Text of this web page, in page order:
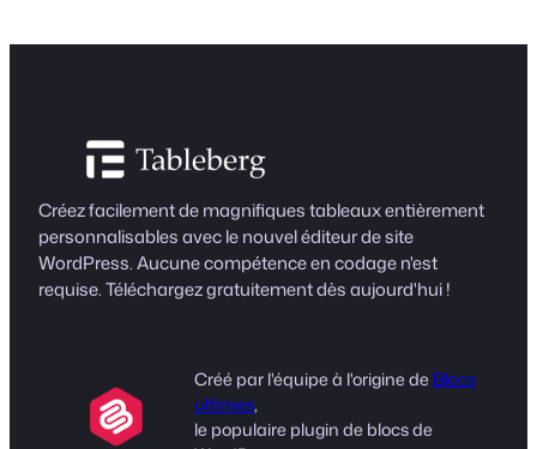
Créez facilement de magnifiques tableaux entièrement
personnalisables avec le nouvel éditeur de site
WordPress. Aucune compétence en codage n'est
requise. Téléchargez gratuitement dès aujourd'hui !
Créé par l'équipe à l'origine deBlocs
ultimes,
le populaire plugin de blocs de